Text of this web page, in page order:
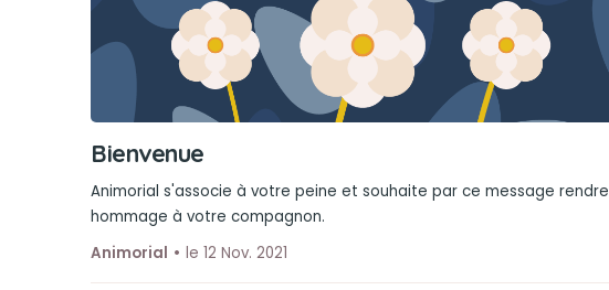
Bienvenue
Animorial s'associe à votre peine et souhaite par ce message rendre
hommage à votre compagnon.
Animorial
le 12 Nov. 2021